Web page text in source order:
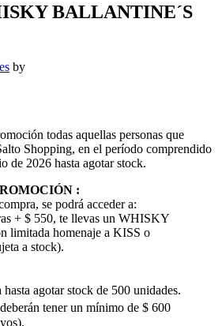
BALLANTINE´S
by
todas aquellas personas que
Shopping, en el período comprendido
de 2026 hasta agotar stock.
:
se podrá acceder a:
+ $ 550, te llevas un WHISKY
homenaje a KISS o
a stock).
agotar stock de 500 unidades.
tener un mínimo de $ 600